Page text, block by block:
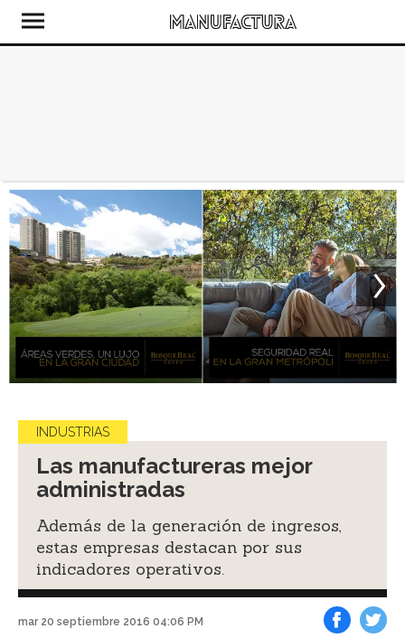
INDUSTRIAS
Las manufactureras mejor
administradas
Además de la generación de ingresos,
estas empresas destacan por sus
indicadores operativos.
mar 20 septiembre 2016 04:06 PM